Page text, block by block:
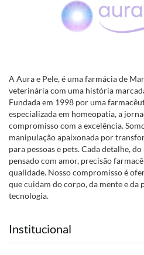
A Aura e Pele, é uma farmácia de
veterinária com uma história
Fundada em 1998 por uma
especializada em homeopatia, a
compromisso com a excelência.
manipulação apaixonada por
para pessoas e pets. Cada detalhe,
pensado com amor, precisão
qualidade. Nosso compromisso é
que cuidam do corpo, da mente e da
tecnologia.
Institucional